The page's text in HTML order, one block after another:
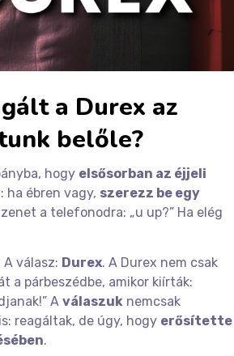
a Durex az
belőle?
hogy elsősorban az éjjeli
ha ébren vagy, szerezz be egy
a telefonodra: „u up?” Ha elég
válasz: Durex. A Durex nem csak
a párbeszédbe, amikor kiírták:
A válaszuk nemcsak
is: reagáltak, de úgy, hogy erősítette
.